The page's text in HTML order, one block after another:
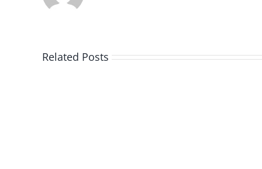
Related Posts